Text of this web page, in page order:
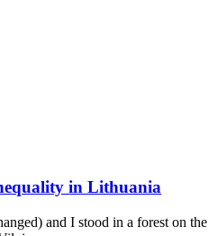
in Lithuania
and I stood in a forest on the